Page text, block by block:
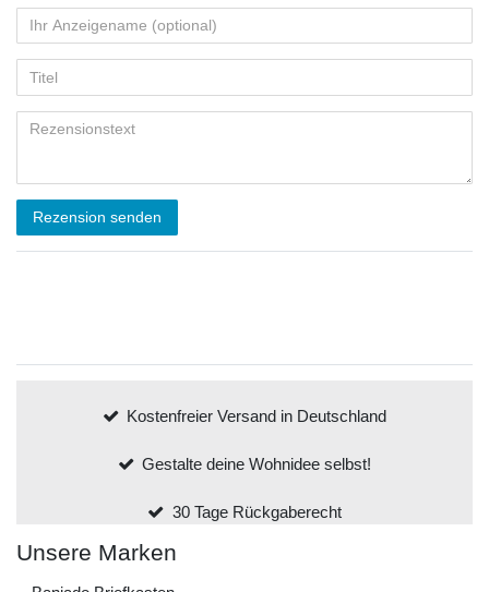
Rezension senden
Kostenfreier Versand in Deutschland
Gestalte deine Wohnidee selbst!
30 Tage Rückgaberecht
Unsere Marken